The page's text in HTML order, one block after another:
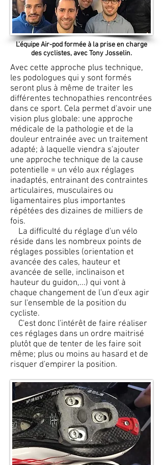
L'équipe Air-pod formée à la prise en charge
des cyclistes, avec Tony Josselin.
Avec cette approche plus technique,
les podologues qui y sont formés
seront plus à même de traiter les
différentes technopathies rencontrées
dans ce sport. Cela permet d'avoir une
vision plus globale: une approche
médicale de la pathologie et de la
douleur entrainée avec un traitement
adapté; à laquelle viendra s'ajouter
une approche technique de la cause
potentielle = un vélo aux réglages
inadaptés, entrainant des contraintes
articulaires, musculaires ou
ligamentaires plus importantes
répétées des dizaines de milliers de
fois.
La difficulté du réglage d'un vélo
réside dans les nombreux points de
réglages possibles (orientation et
avancée des cales, hauteur et
avancée de selle, inclinaison et
hauteur du guidon,...) qui vont à
chaque changement de l'un d'eux agir
sur l'ensemble de la position du
cycliste.
C'est donc l'intérêt de faire réaliser
ces réglages dans un ordre maitrisé
plutôt que de tenter de les faire soit
même; plus ou moins au hasard et de
risquer d'empirer la position.